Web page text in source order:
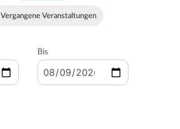
Vergangene Veranstaltungen
Bis